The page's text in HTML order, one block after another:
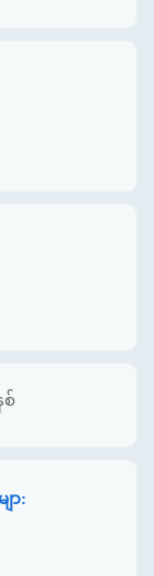
စ်
ာ: